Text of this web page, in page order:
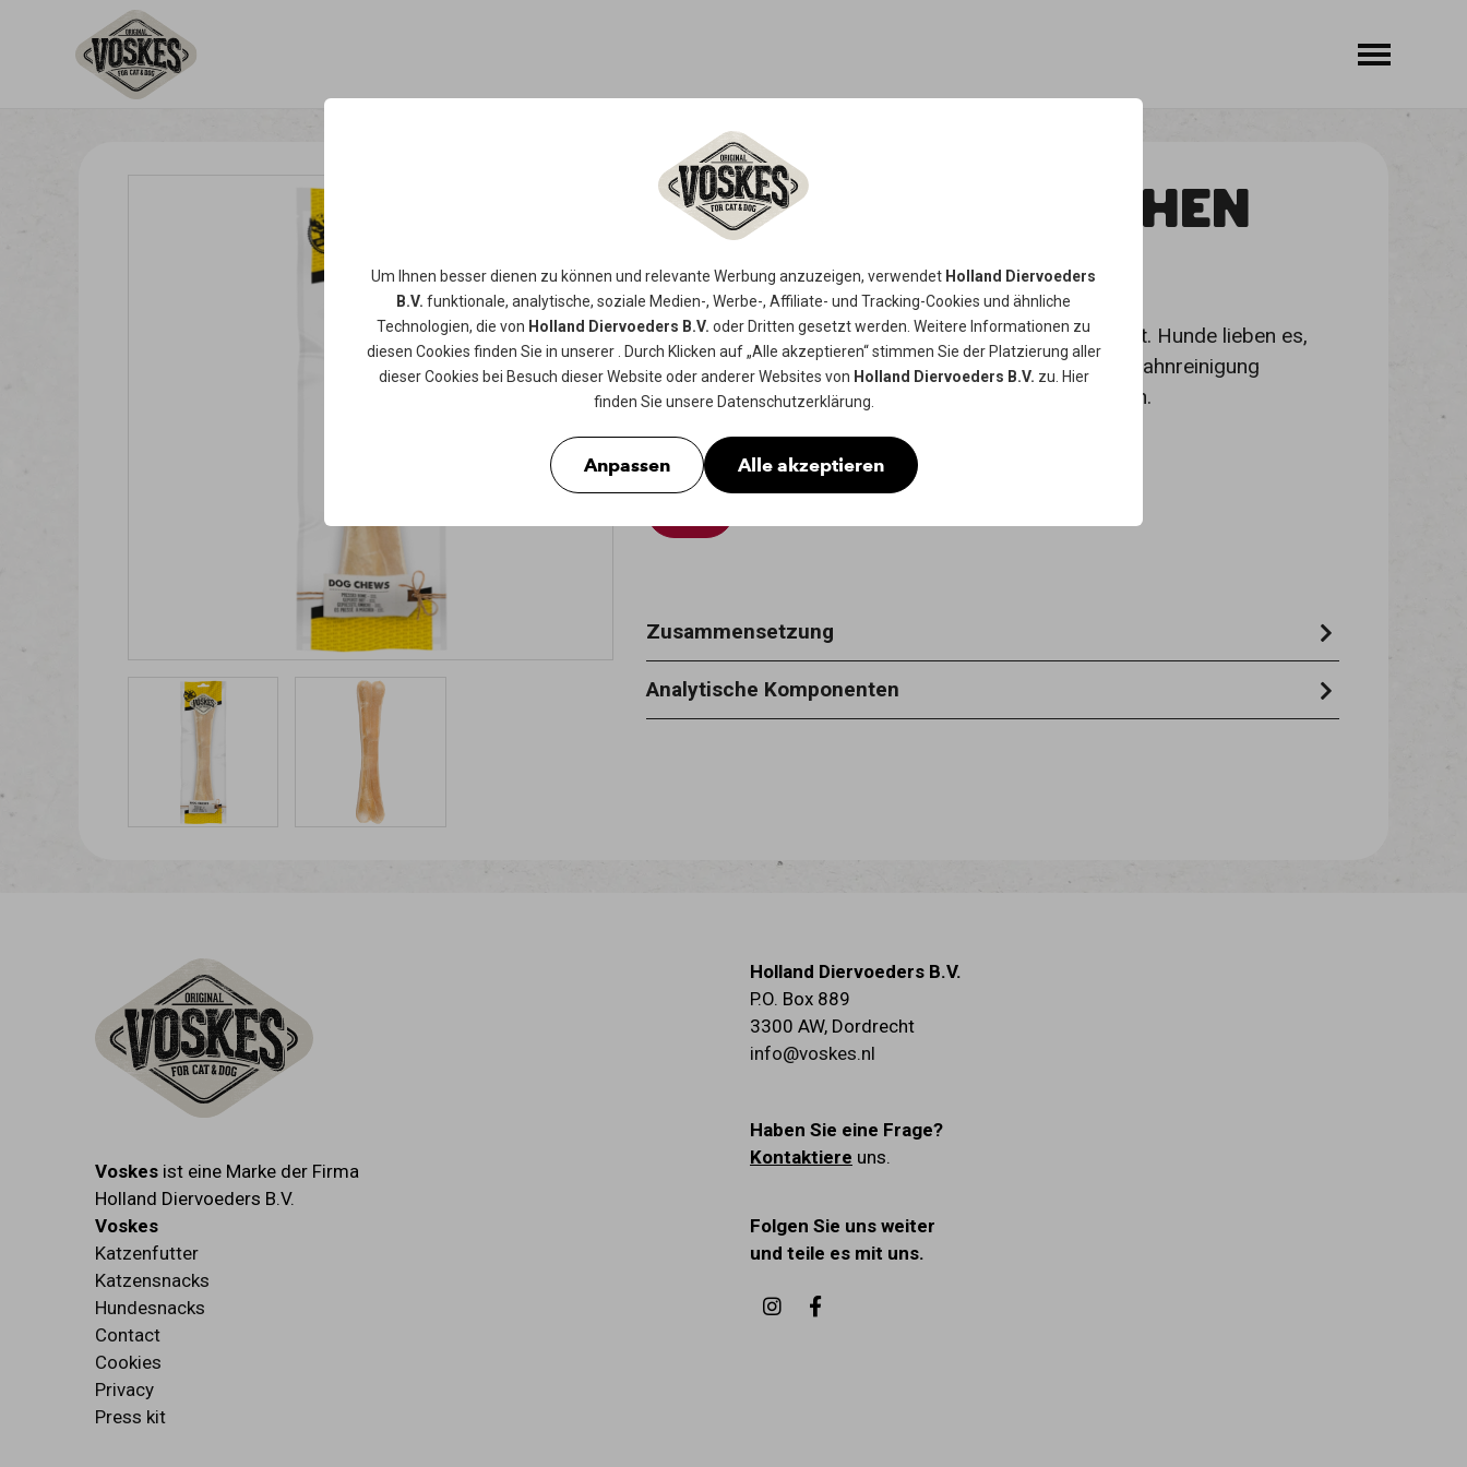
Um Ihnen besser dienen zu können und relevante Werbung anzuzeigen, verwendet Holland Diervoeders
B.V. funktionale, analytische, soziale Medien-, Werbe-, Affiliate- und Tracking-Cookies und ähnliche
Technologien, die von Holland Diervoeders B.V. oder Dritten gesetzt werden. Weitere Informationen zu
diesen Cookies finden Sie in unserer
. Durch Klicken auf „Alle akzeptieren“ stimmen Sie der Platzierung aller
dieser Cookies bei Besuch dieser Website oder anderer Websites von Holland Diervoeders B.V. zu. Hier
finden Sie unsere Datenschutzerklärung
Anpassen Alle akzeptieren
GEPRESSTE KNOCHEN
30,5CM
Gepresste Knochen aus 100% getrockneter Rinderhaut. Hunde lieben es,
auf der getrockneten Haut zu kauen. Zudem wird die Zahnreinigung
unterstützt. Geeignet für große bos sehr große Rassen.
Erhältlich in
Zusammensetzung
100% Rinderhaut
Analytische Komponenten
Voskes ist eine Marke der Firma
Holland Diervoeders B.V.
Holland Diervoeders B.V.
P.O. Box 889
3300 AW, Dordrecht
info@voskes.nl
Haben Sie eine Frage?
Kontaktiere uns.
Voskes
Katzenfutter
Katzensnacks
Hundesnacks
Contact
Cookies
Privacy
Press kit
Folgen Sie uns weiter
und teile es mit uns.